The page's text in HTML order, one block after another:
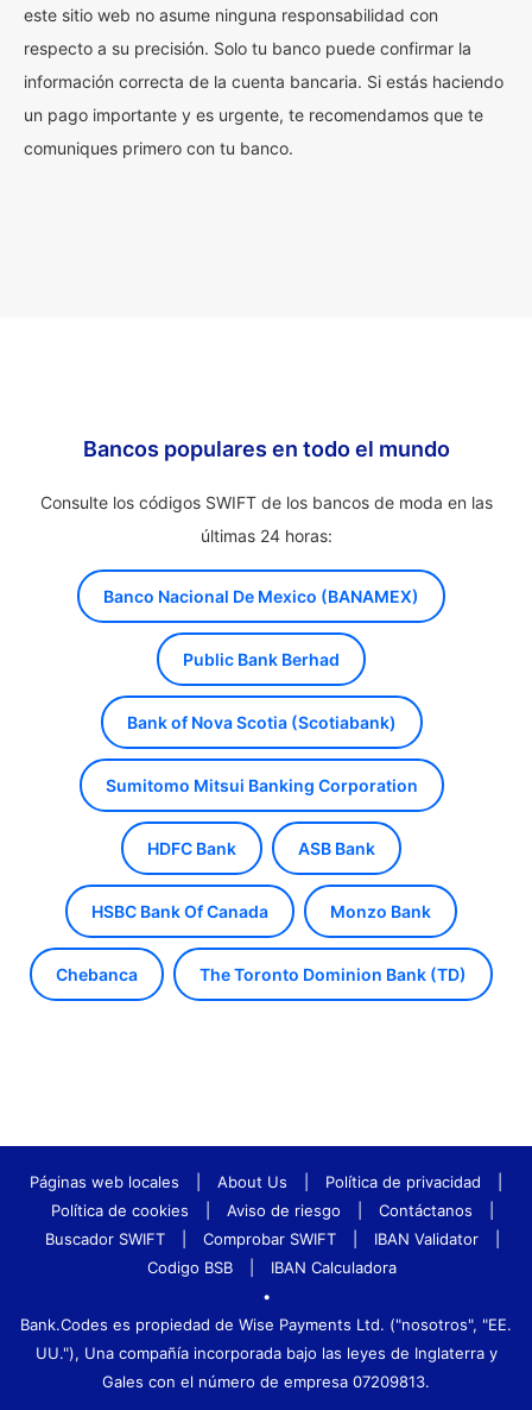
este sitio web no asume ninguna responsabilidad con
respecto a su precisión. Solo tu banco puede confirmar la
información correcta de la cuenta bancaria. Si estás haciendo
un pago importante y es urgente, te recomendamos que te
comuniques primero con tu banco.
Bancos populares en todo el mundo
Consulte los códigos SWIFT de los bancos de moda en las
últimas 24 horas:
Banco Nacional De Mexico (BANAMEX)
Public Bank Berhad
Bank of Nova Scotia (Scotiabank)
Sumitomo Mitsui Banking Corporation
HDFC Bank ASB Bank
HSBC Bank Of Canada Monzo Bank
Chebanca The Toronto Dominion Bank (TD)
Páginas web locales About Us Política de privacidad
Política de cookies
Aviso de riesgo Contáctanos
Buscador SWIFT
Comprobar SWIFT IBAN Validator
Codigo BSB
IBAN Calculadora
•
Bank.Codes es propiedad de Wise Payments Ltd. ("nosotros", "EE.
UU."), Una compañía incorporada bajo las leyes de Inglaterra y
Gales con el número de empresa 07209813.